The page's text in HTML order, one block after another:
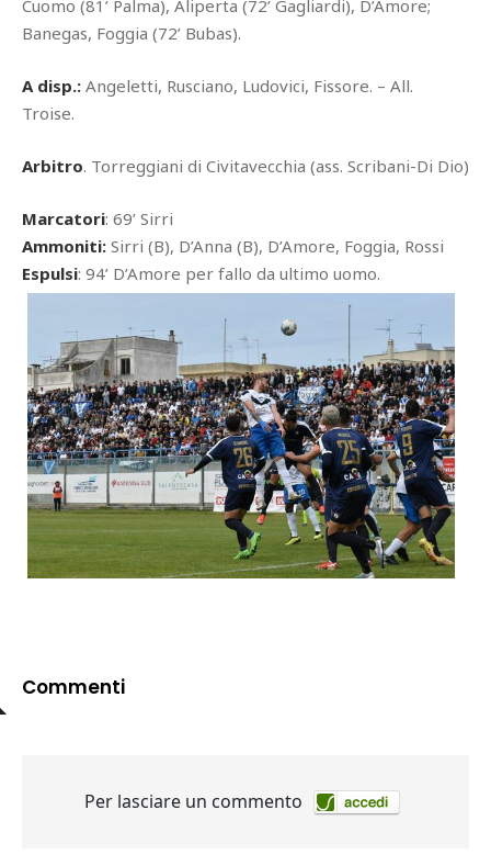
Cuomo (81’ Palma), Aliperta (72’ Gagliardi), D’Amore;
Banegas, Foggia (72’ Bubas).
A disp.: Angeletti, Rusciano, Ludovici, Fissore. – All.
Troise.
Arbitro. Torreggiani di Civitavecchia (ass. Scribani-Di Dio)
Marcatori: 69’ Sirri
Ammoniti: Sirri (B), D’Anna (B), D’Amore, Foggia, Rossi
Espulsi: 94’ D’Amore per fallo da ultimo uomo.
Commenti